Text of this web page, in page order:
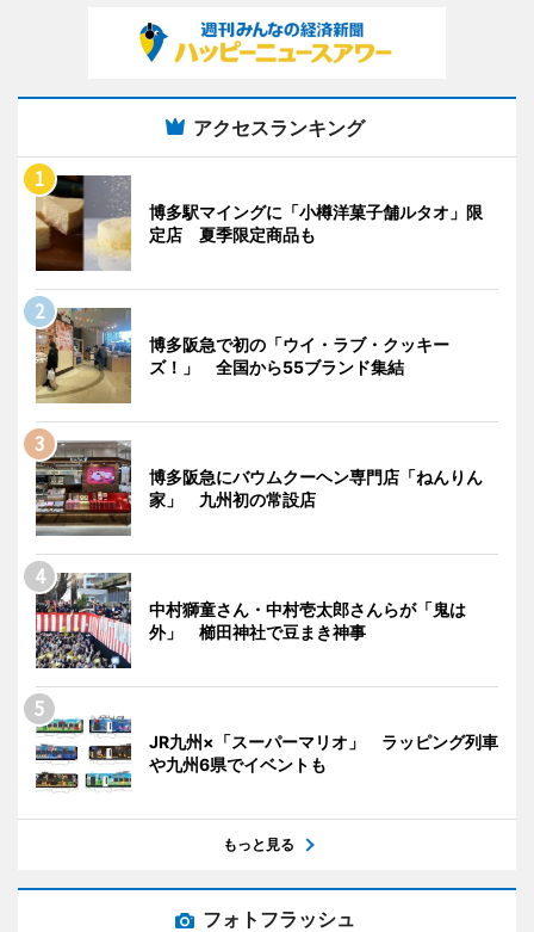
アクセスランキング
博多駅マイングに「小樽洋菓子舗ルタオ」限
定店 夏季限定商品も
博多阪急で初の「ウイ・ラブ・クッキー
ズ！」 全国から55ブランド集結
博多阪急にバウムクーヘン専門店「ねんりん
家」 九州初の常設店
中村獅童さん・中村壱太郎さんらが「鬼は
外」 櫛田神社で豆まき神事
JR九州×「スーパーマリオ」 ラッピング列車
や九州6県でイベントも
もっと見る
フォトフラッシュ